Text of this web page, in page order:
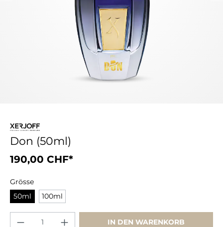
Don (50ml)
190,00 CHF*
Grösse
50ml
100ml
IN DEN WARENKORB